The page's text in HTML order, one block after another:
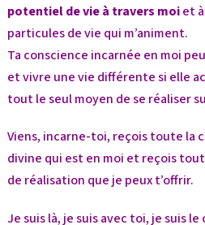
potentiel de vie à travers moiet
particules de vie qui m’animent.
Ta conscience incarnée en moi
et vivre une vie différente si elle
tout le seul moyen de se réaliser
Viens, incarne-toi, reçois toute la
divine qui est en moi et reçois
de réalisation que je peux t’offrir.
Je suis là, je suis avec toi, je suis